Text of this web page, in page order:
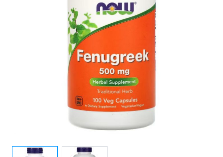
View larger imageView larger image